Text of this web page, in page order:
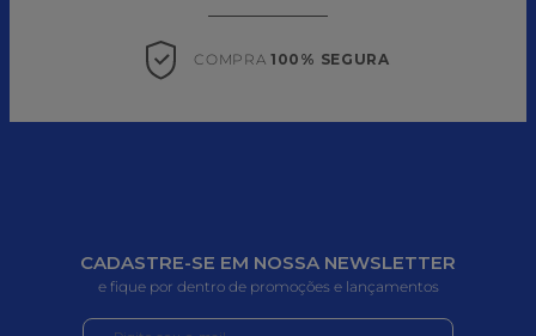
COMPRA 100% SEGURA
CADASTRE-SE EM NOSSA NEWSLETTER
e fique por dentro de promoções e lançamentos